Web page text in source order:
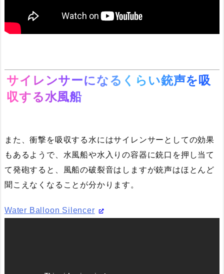
サイレンサーになるくらい銃声を吸
収する水風船
また、衝撃を吸収する水にはサイレンサーとしての効果
もあるようで、水風船や水入りの容器に銃口を押し当て
て発砲すると、風船の破裂音はしますが銃声はほとんど
聞こえなくなることが分かります。
Water Balloon Silencer